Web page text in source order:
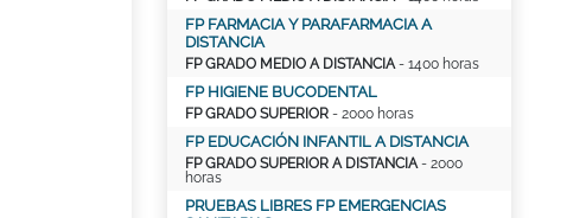
FP FARMACIA Y PARAFARMACIA A
DISTANCIA
FP GRADO MEDIO A DISTANCIA- 1400 horas
FP HIGIENE BUCODENTAL
FP GRADO SUPERIOR - 2000 horas
FP EDUCACIÓN INFANTIL A DISTANCIA
FP GRADO SUPERIOR A DISTANCIA- 2000
horas
PRUEBAS LIBRES FP EMERGENCIAS